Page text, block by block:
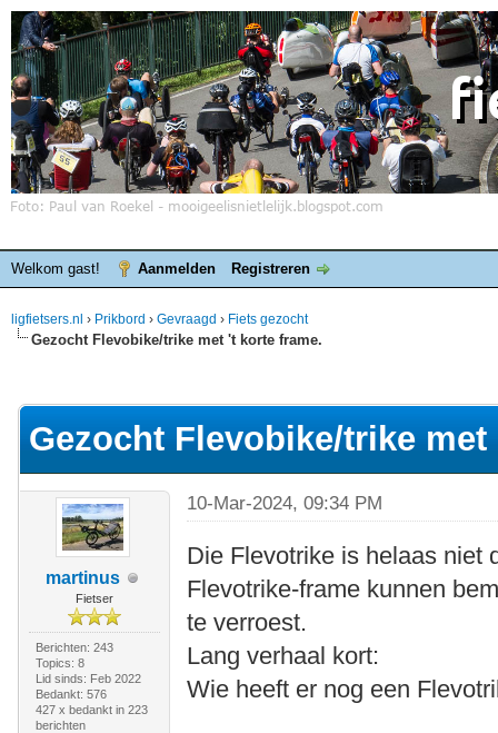
Welkom gast! Aanmelden Registreren
ligfietsers.nl › Prikbord › Gevraagd › Fiets gezocht
Gezocht Flevobike/trike met 't korte frame.
Gezocht Flevobike/trike
martinus
Fietser
Berichten: 243
Topics: 8
Lid sinds: Feb 2022
Bedankt: 576
427 x bedankt in 223
berichten
10-Mar-2024, 09:34 PM
Die Flevotrike is helaas niet
Flevotrike-frame kunnen
te verroest.
Lang verhaal kort:
Wie heeft er nog een